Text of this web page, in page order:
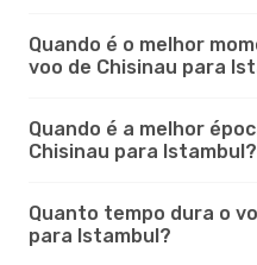
Quando é o melhor
voo de Chisinau para
Quando é a melhor
Chisinau para Istambul?
Quanto tempo dura o
para Istambul?